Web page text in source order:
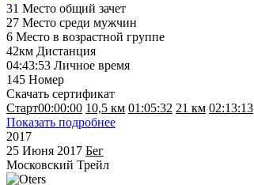
31 Место общий зачет
27 Место среди мужчин
6 Место в возрастной группе
42км Дистанция
04:43:53 Личное время
145 Номер
Скачать сертификат
Старт00:00:00 10,5 км 01:05:32 21 км 02:13:13
Показать подробнее
2017
25 Июня 2017 Бег
Московский Трейл